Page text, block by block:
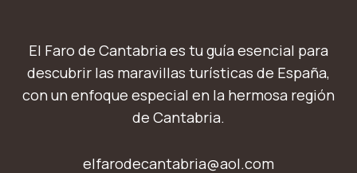
El Faro de Cantabria es tu guía esencial para
descubrir las maravillas turísticas de España,
con un enfoque especial en la hermosa región
de Cantabria.
elfarodecantabria@aol.com